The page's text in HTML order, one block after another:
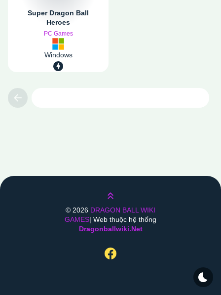
Super Dragon Ball
Heroes
PC Games
Windows
Lên trên
© 2026 DRAGON BALL WIKI
GAMES| Web thuộc hệ thống
Dragonballwiki.net